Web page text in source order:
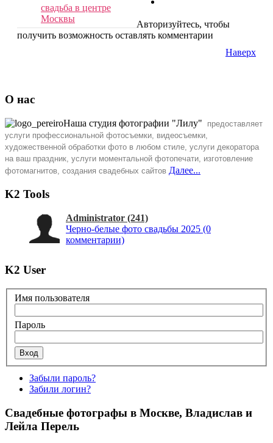
свадьба в центре
Москвы
Авторизуйтесь, чтобы
получить возможность оставлять комментарии
Наверх
О нас
Наша студия фотографии "Лилу"
предоставляет
услуги профессиональной фотосъемки, видеосъемки,
художественной обработки фото в любом стиле, услуги декоратора
на ваш праздник, услуги моментальной фотопечати, изготовление
фотомагнитов, создания свадебных сайтов Далее...
K2 Tools
Administrator (241)
Черно-белые фото свадьбы 2025 (0
комментарии)
K2 User
Имя пользователя
Пароль
Забыли пароль?
Забили логин?
Свадебные фотографы в Москве, Владислав и
Лейла Перель